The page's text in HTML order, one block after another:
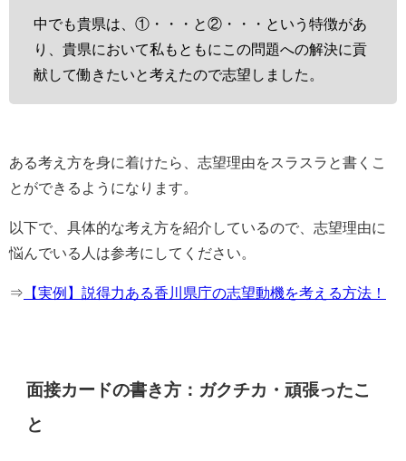
中でも貴県は、①・・・と②・・・という特徴があ
り、貴県において私もともにこの問題への解決に貢
献して働きたいと考えたので志望しました。
ある考え方を身に着けたら、志望理由をスラスラと書くこ
とができるようになります。
以下で、具体的な考え方を紹介しているので、志望理由に
悩んでいる人は参考にしてください。
⇒ 【実例】説得力ある香川県庁の志望動機を考える方法！
面接カードの書き方：ガクチカ・頑張ったこ
と